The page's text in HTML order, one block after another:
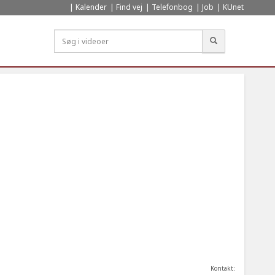
Kalender Find vej Telefonbog Job KUnet
Kontakt: